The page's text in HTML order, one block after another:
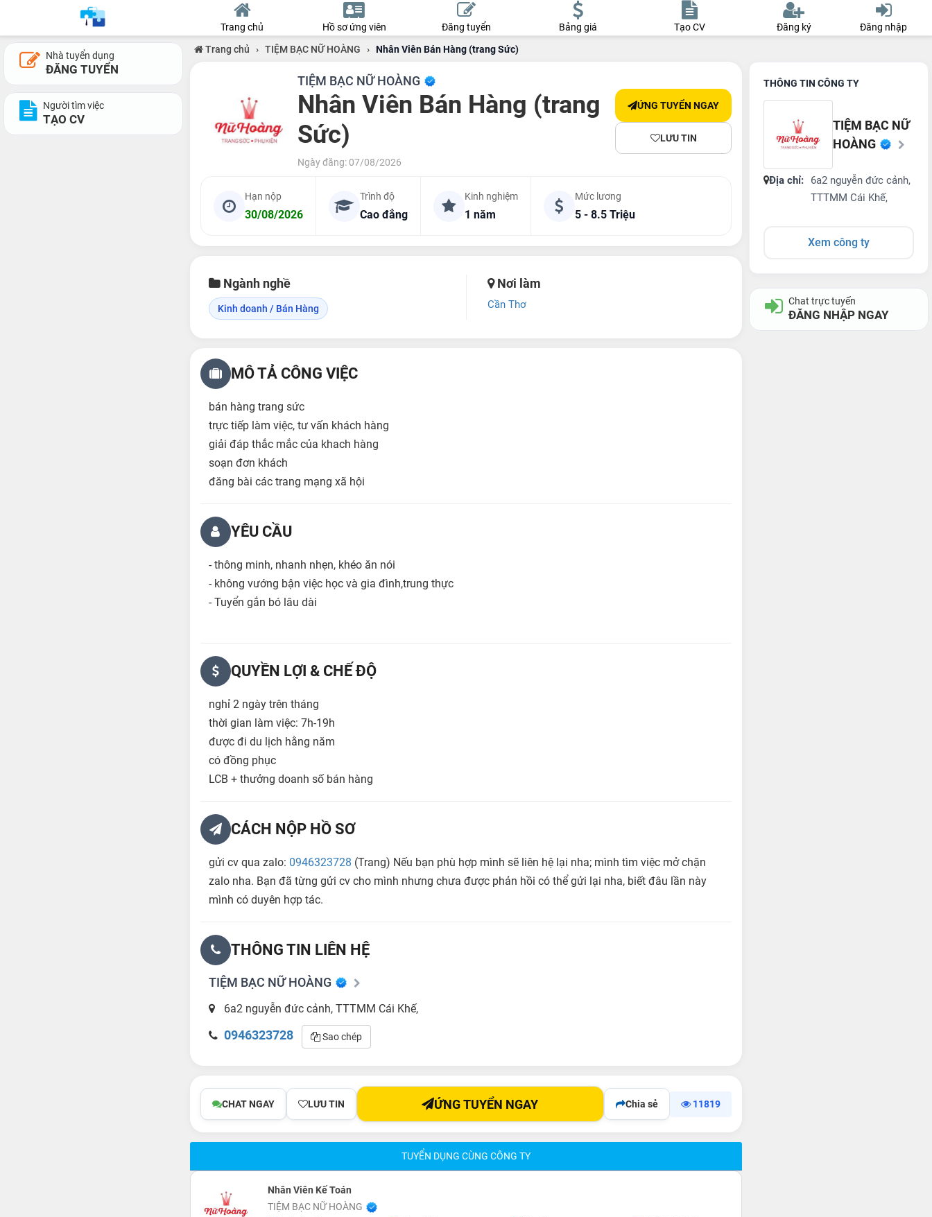
Trang chủ Hồ sơ ứng viên Đăng tuyển Bảng giá Tạo CV Đăng ký Đăng nhập
Nhà tuyển dụng
ĐĂNG TUYỂN
Người tìm việc
TẠO CV
Trang chủ › TIỆM BẠC NỮ HOÀNG › Nhân Viên Bán Hàng (trang Sức)
TIỆM BẠC NỮ HOÀNG
Nhân Viên Bán Hàng (trang
Sức)
Ngày đăng: 07/08/2026
ỨNG TUYỂN NGAY
LƯU TIN
Hạn nộp
30/08/2026
Trình độ
Cao đẳng
Kinh nghiệm
1 năm
Mức lương
5 - 8.5 Triệu
Ngành nghề
Kinh doanh / Bán Hàng
Nơi làm
Cần Thơ
MÔ TẢ CÔNG VIỆC
bán hàng trang sức
trực tiếp làm việc, tư vấn khách hàng
giải đáp thắc mắc của khach hàng
soạn đơn khách
đăng bài các trang mạng xã hội
YÊU CẦU
- thông minh, nhanh nhẹn, khéo ăn nói
- không vướng bận việc học và gia đình,trung thực
- Tuyển gắn bó lâu dài
QUYỀN LỢI & CHẾ ĐỘ
nghỉ 2 ngày trên tháng
thời gian làm việc: 7h-19h
được đi du lịch hằng năm
có đồng phục
LCB + thưởng doanh số bán hàng
CÁCH NỘP HỒ SƠ
gửi cv qua zalo: 0946323728 (Trang) Nếu bạn phù hợp mình sẽ liên hệ lại nha; mình tìm việc mở chặn
zalo nha. Bạn đã từng gửi cv cho mình nhưng chưa được phản hồi có thể gửi lại nha, biết đâu lần này
mình có duyên hợp tác.
THÔNG TIN LIÊN HỆ
TIỆM BẠC NỮ HOÀNG
6a2 nguyễn đức cảnh, TTTMM Cái Khế,
0946323728 Sao chép
CHAT NGAY LƯU TIN ỨNG TUYỂN NGAY Chia sẻ 11819
TUYỂN DỤNG CÙNG CÔNG TY
Nhân Viên Kế Toán
TIỆM BẠC NỮ HOÀNG
THÔNG TIN CÔNG TY
TIỆM BẠC NỮ
HOÀNG
Địa chỉ:
6a2 nguyễn đức cảnh,
TTTMM Cái Khế,
Xem công ty
Chat trực tuyến
ĐĂNG NHẬP NGAY